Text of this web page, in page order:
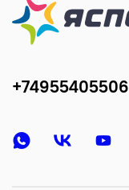
+74955405506